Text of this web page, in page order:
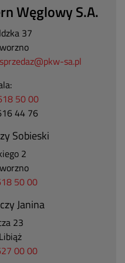
Węglowy S.A.
37
sprzedaz@pkw-sa.pl
50 00
44 76
Sobieski
2
50 00
Janina
23
00 00